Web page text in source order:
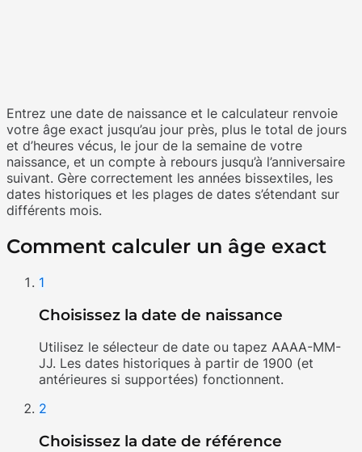
Entrez une date de naissance et le calculateur renvoie
votre âge exact jusqu’au jour près, plus le total de jours
et d’heures vécus, le jour de la semaine de votre
naissance, et un compte à rebours jusqu’à l’anniversaire
suivant. Gère correctement les années bissextiles, les
dates historiques et les plages de dates s’étendant sur
différents mois.
Comment calculer un âge exact
1
Choisissez la date de naissance
Utilisez le sélecteur de date ou tapez AAAA-MM-
JJ. Les dates historiques à partir de 1900 (et
antérieures si supportées) fonctionnent.
2
Choisissez la date de référence